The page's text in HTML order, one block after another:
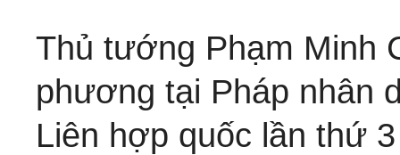
Thủ tướng Phạm Minh
phương tại Pháp nhân
Liên hợp quốc lần thứ